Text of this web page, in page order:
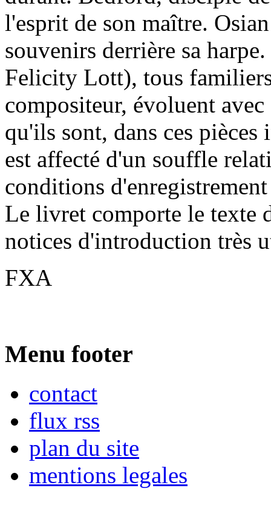
l'esprit de son maître.
souvenirs derrière sa
Felicity Lott), tous
compositeur, évoluent
qu'ils sont, dans ces
est affecté d'un souffle
conditions
Le livret comporte le texte
notices d'introduction très
FXA
Menu footer
contact
flux rss
plan du site
mentions legales